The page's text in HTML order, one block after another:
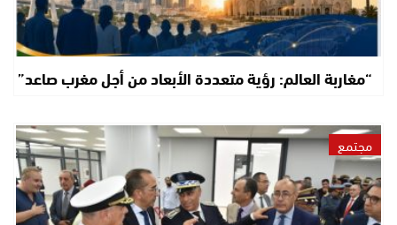
“مغاربة العالم: رؤية متعددة الأبعاد من أجل مغرب صاعد”
مجتمع